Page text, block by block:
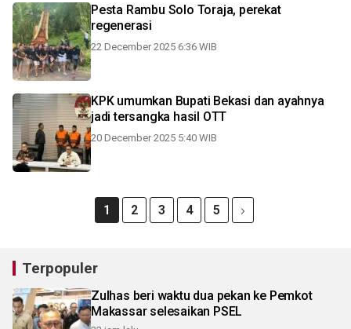
Pesta Rambu Solo Toraja, perekat
regenerasi
22 December 2025 6:36 WIB
KPK umumkan Bupati Bekasi dan ayahnya
jadi tersangka hasil OTT
20 December 2025 5:40 WIB
1 2 3 4 5
Terpopuler
Zulhas beri waktu dua pekan ke Pemkot
Makassar selesaikan PSEL